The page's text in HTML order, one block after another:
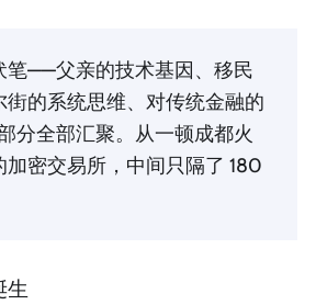
笔——父亲的技术基因、移民
街的系统思维、对传统金融的
分全部汇聚。从一顿成都火
密交易所，中间只隔了 180
生